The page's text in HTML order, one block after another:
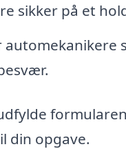
sikker på et
din opgave.